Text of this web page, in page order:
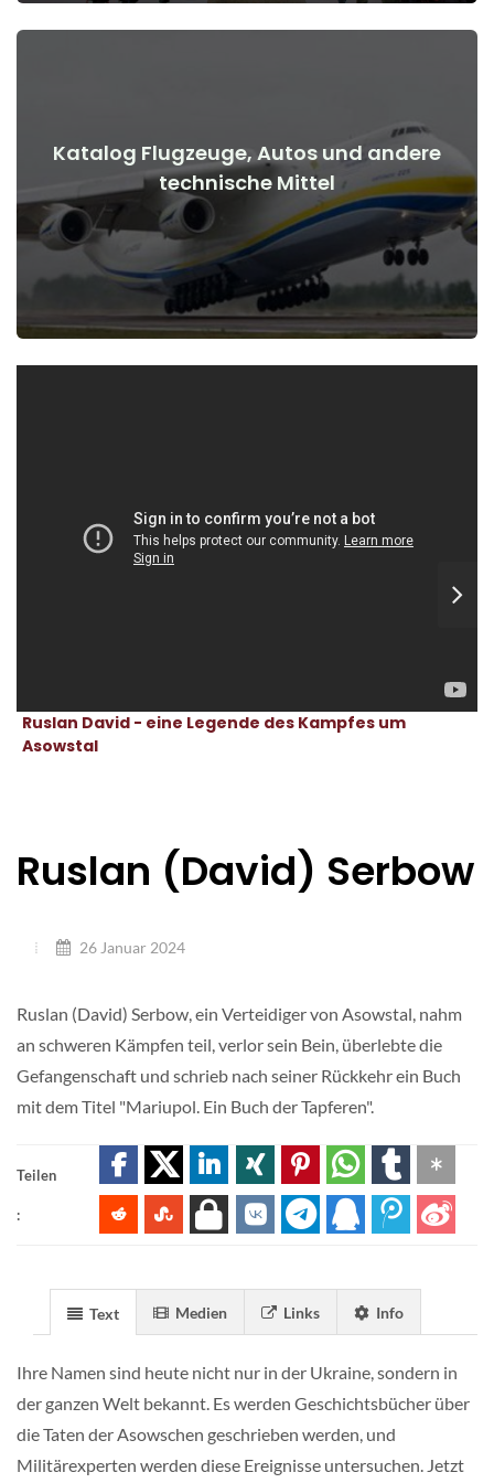
Katalog Flugzeuge, Autos und andere
technische Mittel
Flugzeuge, Autos, technische Mittel vor und nach
Kriegsbeginn
Details anzeigen
Ruslan David - eine Legende des Kampfes um
Asowstal
Ruslan (David) Serbow
26 Januar 2024
Ruslan (David) Serbow, ein Verteidiger von Asowstal, nahm
an schweren Kämpfen teil, verlor sein Bein, überlebte die
Gefangenschaft und schrieb nach seiner Rückkehr ein Buch
mit dem Titel "Mariupol. Ein Buch der Tapferen".
Teilen
:
Text Medien Links Info
Ihre Namen sind heute nicht nur in der Ukraine, sondern in
der ganzen Welt bekannt. Es werden Geschichtsbücher über
die Taten der Asowschen geschrieben werden, und
Militärexperten werden diese Ereignisse untersuchen. Jetzt